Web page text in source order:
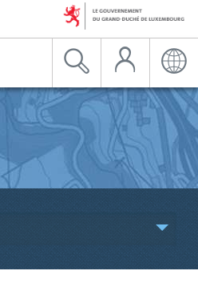
Recherche
Mon Compte